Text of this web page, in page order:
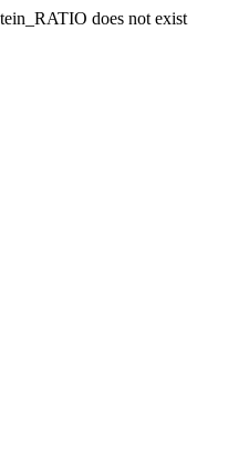
does not exist